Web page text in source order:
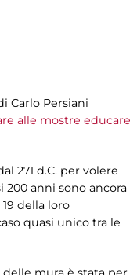
Carlo Persiani
alle mostre educare
271 d.C. per volere
200 anni sono ancora
della loro
quasi unico tra le